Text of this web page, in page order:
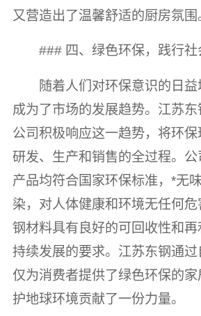
又营造出了温馨舒适的厨房氛围
### 四、绿色环保，践行社
随着人们对环保意识的日
成为了市场的发展趋势。江苏
公司积极响应这一趋势，将环
研发、生产和销售的全过程。
产品均符合国家环保标准，*无
染，对人体健康和环境无任何
钢材料具有良好的可回收性和
持续发展的要求。江苏东钢通
仅为消费者提供了绿色环保的
护地球环境贡献了一份力量。